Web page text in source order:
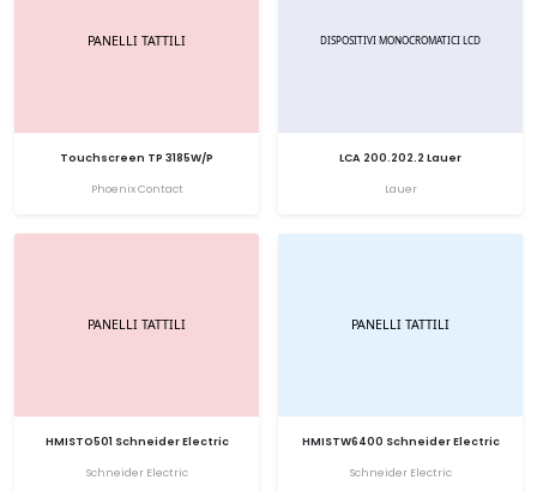
Touchscreen TP 3185W/P
Phoenix Contact
LCA 200.202.2 Lauer
Lauer
HMISTO501 Schneider Electric
Schneider Electric
HMISTW6400 Schneider Electric
Schneider Electric